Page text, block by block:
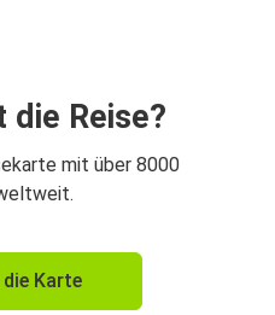
die Reise?
mit über 8000
die Karte